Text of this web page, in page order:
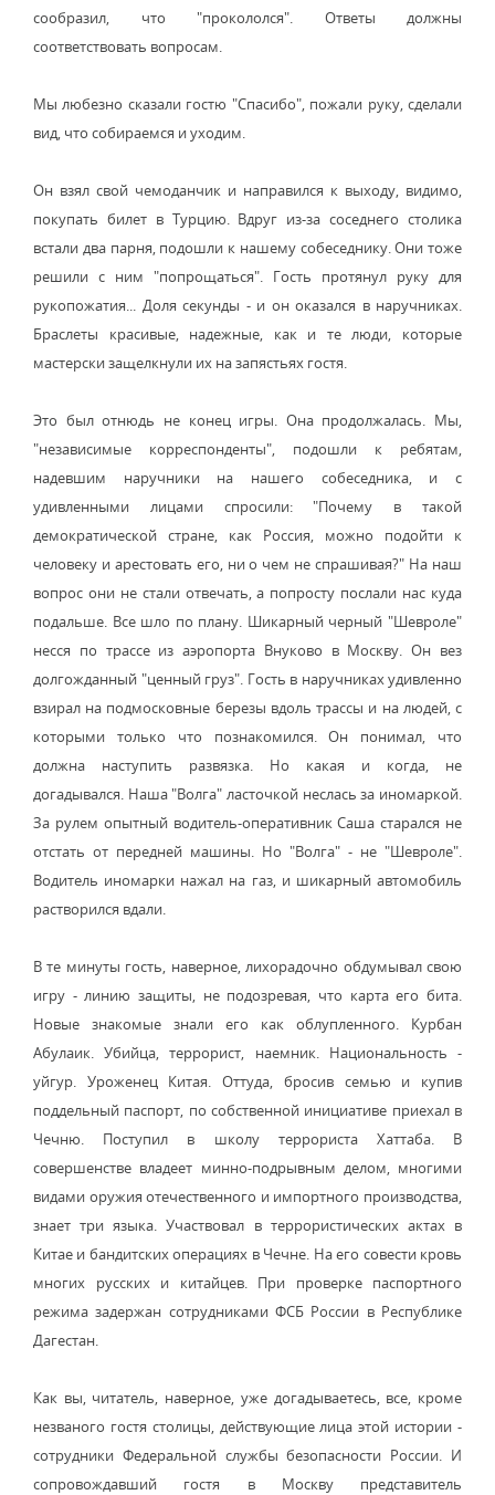
сообразил, что "прокололся". Ответы должны
соответствовать вопросам.
Мы любезно сказали гостю "Спасибо", пожали руку, сделали
вид, что собираемся и уходим.
Он взял свой чемоданчик и направился к выходу, видимо,
покупать билет в Турцию. Вдруг из-за соседнего столика
встали два парня, подошли к нашему собеседнику. Они тоже
решили с ним "попрощаться". Гость протянул руку для
рукопожатия... Доля секунды - и он оказался в наручниках.
Браслеты красивые, надежные, как и те люди, которые
мастерски защелкнули их на запястьях гостя.
Это был отнюдь не конец игры. Она продолжалась. Мы,
"независимые корреспонденты", подошли к ребятам,
надевшим наручники на нашего собеседника, и с
удивленными лицами спросили: "Почему в такой
демократической стране, как Россия, можно подойти к
человеку и арестовать его, ни о чем не спрашивая?" На наш
вопрос они не стали отвечать, а попросту послали нас куда
подальше. Все шло по плану. Шикарный черный "Шевроле"
несся по трассе из аэропорта Внуково в Москву. Он вез
долгожданный "ценный груз". Гость в наручниках удивленно
взирал на подмосковные березы вдоль трассы и на людей, с
которыми только что познакомился. Он понимал, что
должна наступить развязка. Но какая и когда, не
догадывался. Наша "Волга" ласточкой неслась за иномаркой.
За рулем опытный водитель-оперативник Саша старался не
отстать от передней машины. Но "Волга" - не "Шевроле".
Водитель иномарки нажал на газ, и шикарный автомобиль
растворился вдали.
В те минуты гость, наверное, лихорадочно обдумывал свою
игру - линию защиты, не подозревая, что карта его бита.
Новые знакомые знали его как облупленного. Курбан
Абулаик. Убийца, террорист, наемник. Национальность -
уйгур. Уроженец Китая. Оттуда, бросив семью и купив
поддельный паспорт, по собственной инициативе приехал в
Чечню. Поступил в школу террориста Хаттаба. В
совершенстве владеет минно-подрывным делом, многими
видами оружия отечественного и импортного производства,
знает три языка. Участвовал в террористических актах в
Китае и бандитских операциях в Чечне. На его совести кровь
многих русских и китайцев. При проверке паспортного
режима задержан сотрудниками ФСБ России в Республике
Дагестан.
Как вы, читатель, наверное, уже догадываетесь, все, кроме
незваного гостя столицы, действующие лица этой истории -
сотрудники Федеральной службы безопасности России. И
сопровождавший гостя в Москву представитель